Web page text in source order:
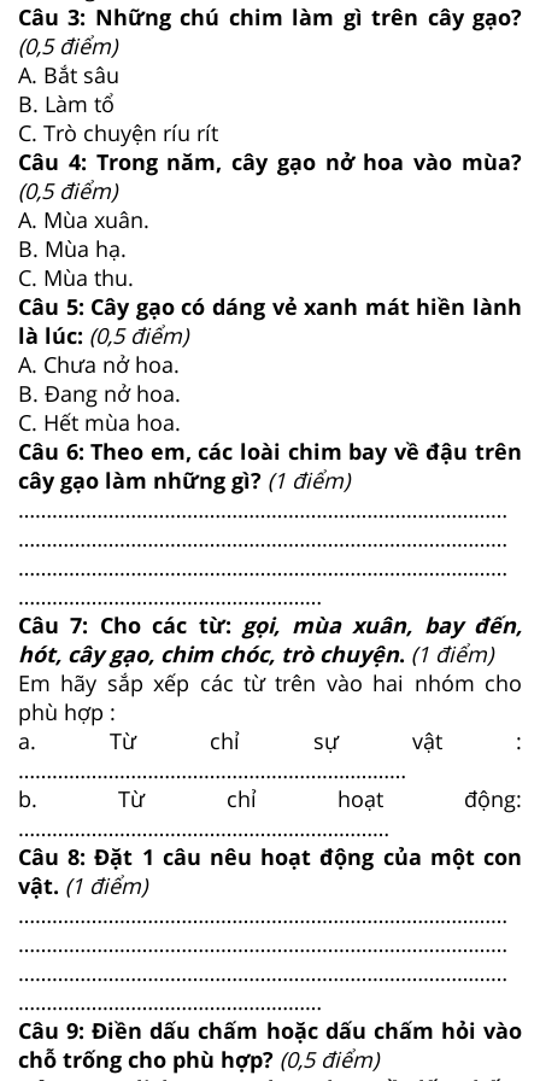
Câu 3: Những chú chim làm gì trên cây gạo?
(0,5 điểm)
A. Bắt sâu
B. Làm tổ
C. Trò chuyện ríu rít
Câu 4: Trong năm, cây gạo nở hoa vào mùa?
(0,5 điểm)
A. Mùa xuân.
B. Mùa hạ.
C. Mùa thu.
Câu 5: Cây gạo có dáng vẻ xanh mát hiền lành
là lúc: (0,5 điểm)
A. Chưa nở hoa.
B. Đang nở hoa.
C. Hết mùa hoa.
Câu 6: Theo em, các loài chim bay về đậu trên
cây gạo làm những gì? (1 điểm)
……………………………………………………………………………
……………………………………………………………………………
……………………………………………………………………………
………………………………………………
Câu 7: Cho các từ: gọi, mùa xuân, bay đến,
hót, cây gạo, chim chóc, trò chuyện. (1 điểm)
Em hãy sắp xếp các từ trên vào hai nhóm cho
phù hợp :
a. Từ chỉ sự vật :
……………………………………………………………
b. Từ chỉ hoạt động:
…………………………………………………………
Câu 8: Đặt 1 câu nêu hoạt động của một con
vật. (1 điểm)
……………………………………………………………………………
……………………………………………………………………………
……………………………………………………………………………
………………………………………………
Câu 9: Điền dấu chấm hoặc dấu chấm hỏi vào
chỗ trống cho phù hợp? (0,5 điểm)